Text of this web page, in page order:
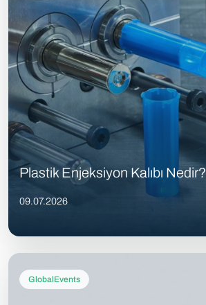
Plastik Enjeksiyon Kalıbı Nedir?
09.07.2026
GlobalEvents